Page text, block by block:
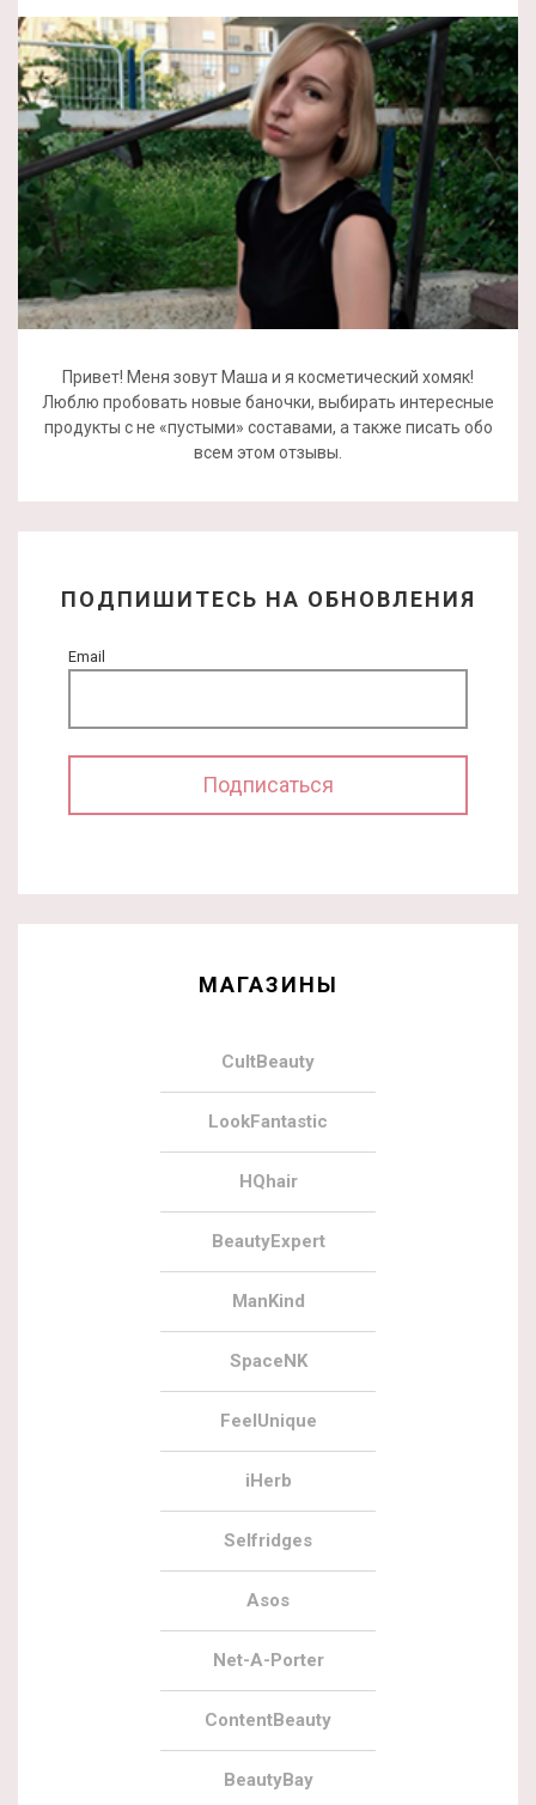
Привет! Меня зовут Маша и я косметический хомяк!
Люблю пробовать новые баночки, выбирать интересные
продукты с не «пустыми» составами, а также писать обо
всем этом отзывы.
ПОДПИШИТЕСЬ НА ОБНОВЛЕНИЯ
Email
МАГАЗИНЫ
CultBeauty
LookFantastic
HQhair
BeautyExpert
ManKind
SpaceNK
FeelUnique
iHerb
Selfridges
Asos
Net-A-Porter
ContentBeauty
BeautyBay